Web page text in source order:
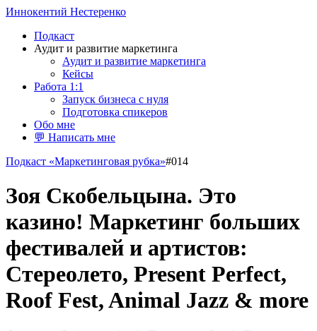
Иннокентий Нестеренко
Подкаст
Аудит и развитие маркетинга
Аудит и развитие маркетинга
Кейсы
Работа 1:1
Запуск бизнеса с нуля
Подготовка спикеров
Обо мне
💬 Написать мне
Подкаст «Маркетинговая рубка»#014
Зоя Скобельцына. Это
казино! Маркетинг больших
фестивалей и артистов:
Стереолето, Present Perfect,
Roof Fest, Animal Jazz & more